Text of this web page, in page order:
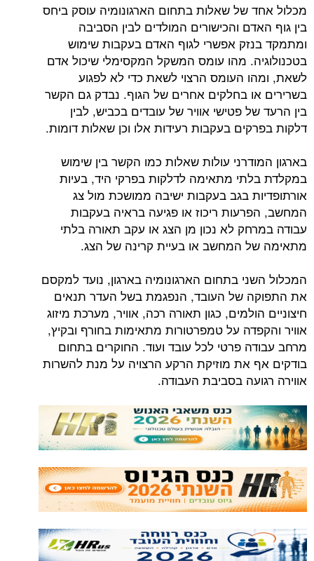
של שאלות בתחום הארגונומיה עוסק ביחס
והכישורים המולדים לבין הסביבה
אפשרי לגוף האדם בעקבות שימוש
מהו עומס המשקל המקסימלי שיכול אדם
העומס הרצוי לשאת כדי לא לפגוע
בחלקים אחרים של הגוף. נבדק גם הקשר
פטישי אוויר של עובדים בכביש, לבין
בעקבות רעידות אלו וכן שאלות דומות.
עולות שאלות כמו הקשר בין שימוש
מתאימה לדלקות בפרקי היד, בעיות
בגב בעקבות ישיבה ממושכת מול צג
ריכוז או פגיעה בראיה בעקבות
לא נכון מן הצג או עקב תאורה בלתי
המחשב או בעיית קרינה של הצג.
בתחום הארגונומיה בארגון, נועד למקסם
של העובד, הנפגמת בשל העדר תנאים
כגון תאורה רכה, אוויר, מערכת מיזוג
על טמפרטורות מתאימות בחורף ובקיץ,
פרטי לכל עובד ועוד. החוקרים בתחום
את מוזיקת הרקע הרצויה על מנת להשרות
בסביבת העבודה.